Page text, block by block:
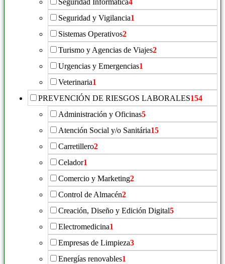
Seguridad Informática4
Seguridad y Vigilancia1
Sistemas Operativos2
Turismo y Agencias de Viajes2
Urgencias y Emergencias1
Veterinaria1
PREVENCIÓN DE RIESGOS LABORALES154
Administración y Oficinas5
Atención Social y/o Sanitária15
Carretillero2
Celador1
Comercio y Marketing2
Control de Almacén2
Creación, Diseño y Edición Digital5
Electromedicina1
Empresas de Limpieza3
Energías renovables1